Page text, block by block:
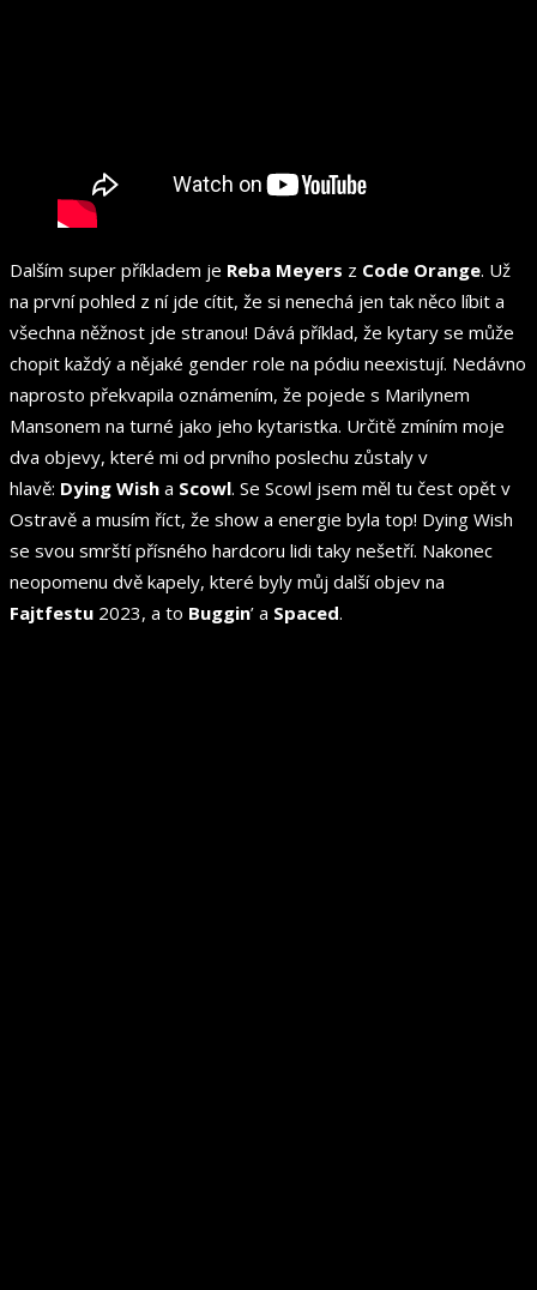
Dalším super příkladem je Reba Meyers z Code Orange. Už
na první pohled z ní jde cítit, že si nenechá jen tak něco líbit a
všechna něžnost jde stranou! Dává příklad, že kytary se může
chopit každý a nějaké gender role na pódiu neexistují. Nedávno
naprosto překvapila oznámením, že pojede s Marilynem
Mansonem na turné jako jeho kytaristka. Určitě zmíním moje
dva objevy, které mi od prvního poslechu zůstaly v
hlavě: Dying Wish a Scowl. Se Scowl jsem měl tu čest opět v
Ostravě a musím říct, že show a energie byla top! Dying Wish
se svou smrští přísného hardcoru lidi taky nešetří. Nakonec
neopomenu dvě kapely, které byly můj další objev na
Fajtfestu 2023, a to Buggin’ a Spaced.